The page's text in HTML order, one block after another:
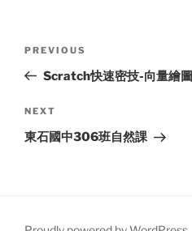
Previous
Post
PREVIOUS
Scratch快速密技-向量繪圖
Next
Post
NEXT
東石國中306班自然課